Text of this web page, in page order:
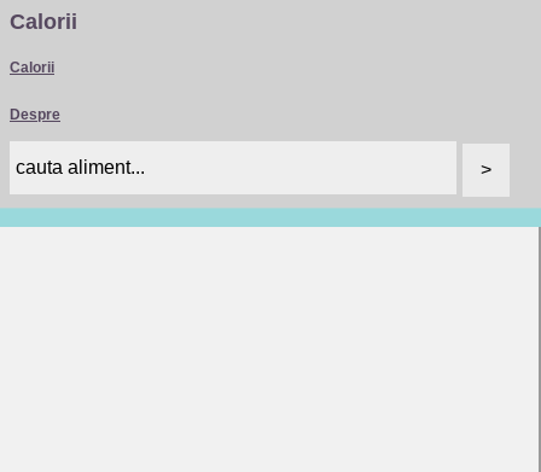
Calorii
Calorii
Despre